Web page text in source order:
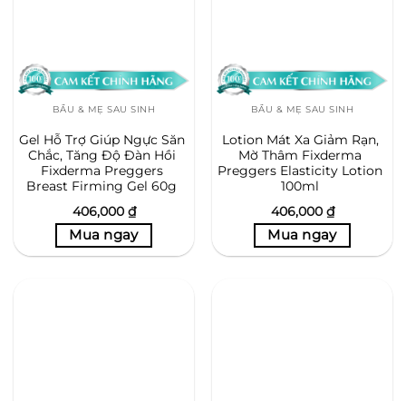
BẦU & MẸ SAU SINH
Gel Hỗ Trợ Giúp Ngực Săn
Chắc, Tăng Độ Đàn Hồi
Fixderma Preggers
Breast Firming Gel 60g
406,000 ₫
BẦU & MẸ SAU SINH
Lotion Mát Xa Giảm Rạn,
Mờ Thâm Fixderma
Preggers Elasticity Lotion
100ml
406,000 ₫